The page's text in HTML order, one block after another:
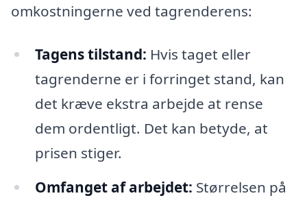
omkostningerne ved tagrenderens:
Tagens tilstand: Hvis taget eller
tagrenderne er i forringet stand, kan
det kræve ekstra arbejde at rense
dem ordentligt. Det kan betyde, at
prisen stiger.
Omfanget af arbejdet: Størrelsen på